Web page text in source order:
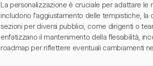
La personalizzazione è cruciale per adattare
includono l'aggiustamento delle tempistiche,
sezioni per diversi pubblici, come dirigenti o
enfatizzano il mantenimento della flessibilità,
roadmap per riflettere eventuali cambiamenti